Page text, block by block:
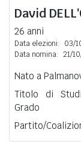
David
26 anni
Data elezioni:
03/
Data nomina: 21/
Nato a
Titolo di
Grado
Partito/